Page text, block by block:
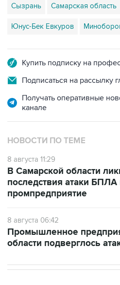
Сызрань Самарская область
Юнус-Бек Евкуров
Купить подписку на
Подписаться на рассылку
Получать оперативные
канале
НОВОСТИ ПО ТЕМЕ
8 августа 11:29
В Самарской области
последствия атаки БПЛА
промпредприятие
8 августа 06:42
Промышленное
области подверглось